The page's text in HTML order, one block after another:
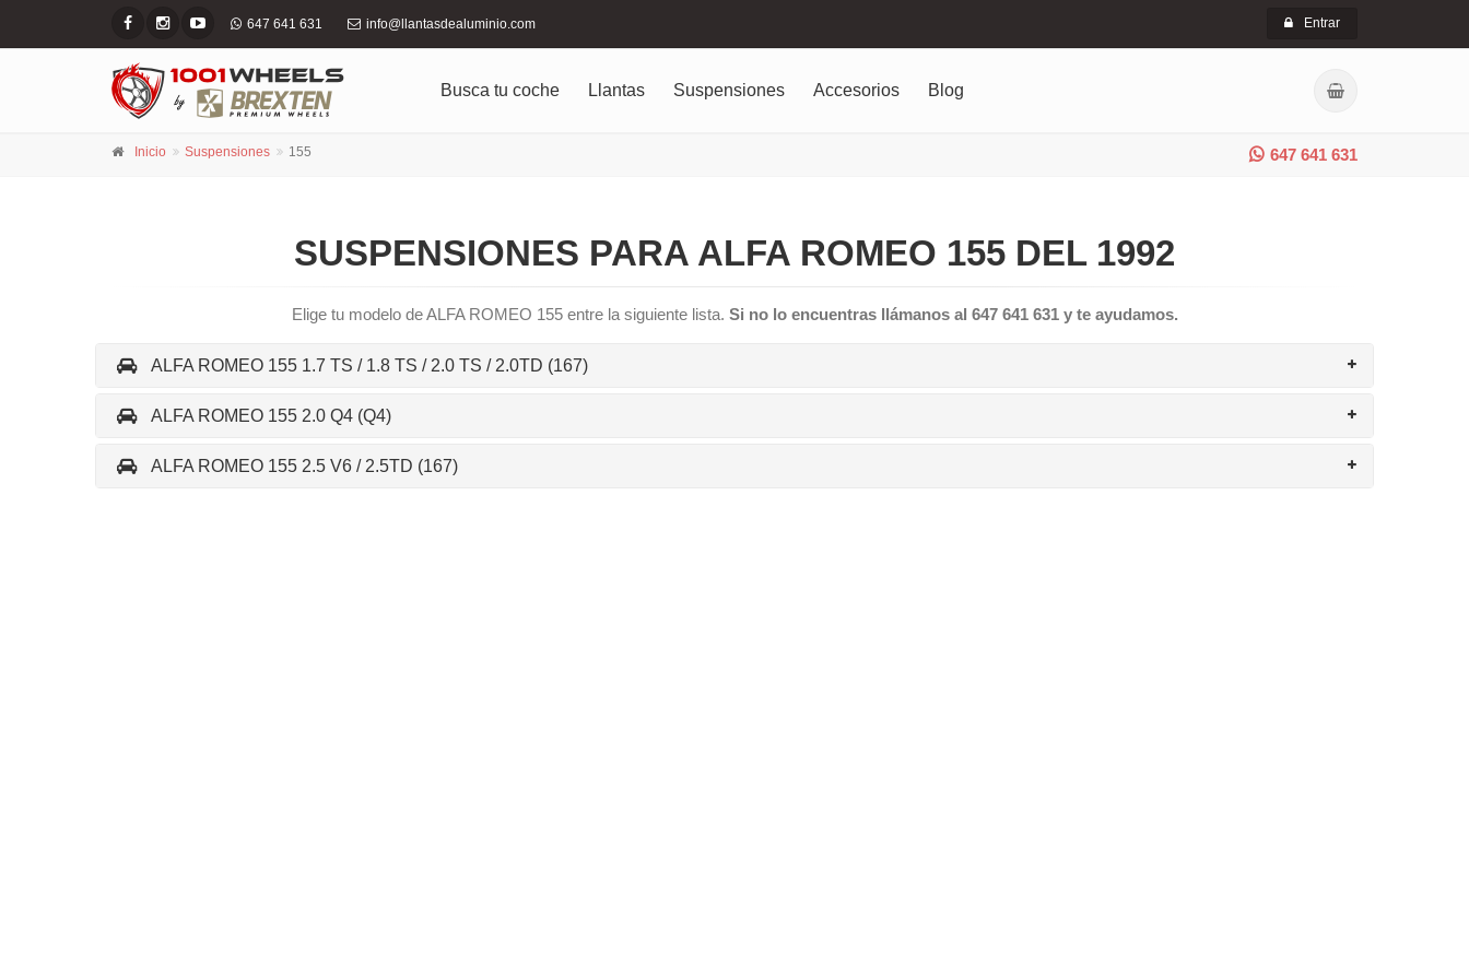
647 641 631 info@llantasdealuminio.com Entrar
Busca tu coche Llantas Suspensiones Accesorios Blog
647 641 631
Inicio Suspensiones 155
SUSPENSIONES PARA ALFA ROMEO 155 DEL 1992
Elige tu modelo de ALFA ROMEO 155 entre la siguiente lista. Si no lo encuentras llámanos al 647 641 631 y te ayudamos.
ALFA ROMEO 155 1.7 TS / 1.8 TS / 2.0 TS / 2.0TD (167)
ALFA ROMEO 155 2.0 Q4 (Q4)
ALFA ROMEO 155 2.5 V6 / 2.5TD (167)